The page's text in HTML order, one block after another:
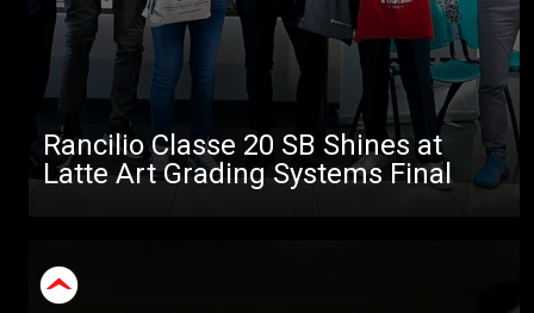
Rancilio Classe 20 SB Shines at
Latte Art Grading Systems Final